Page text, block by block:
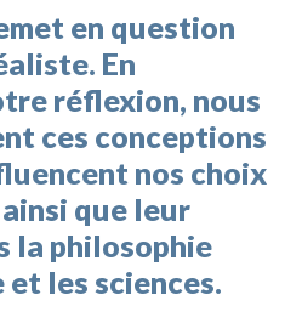
en question
En
réflexion, nous
ces conceptions
nos choix
que leur
la philosophie
les sciences.